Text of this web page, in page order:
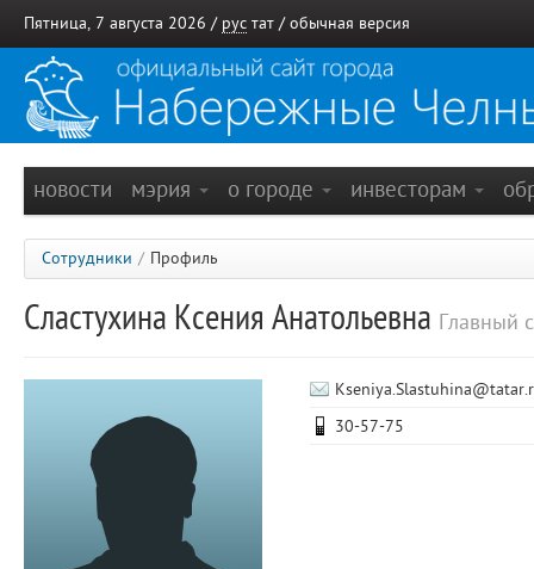
Пятница, 7 августа 2026 / рус тат / обычная версия
новости мэрия о городе инвесторам
Сотрудники / Профиль
Сластухина Ксения Анатольевна Главный
30-57-75